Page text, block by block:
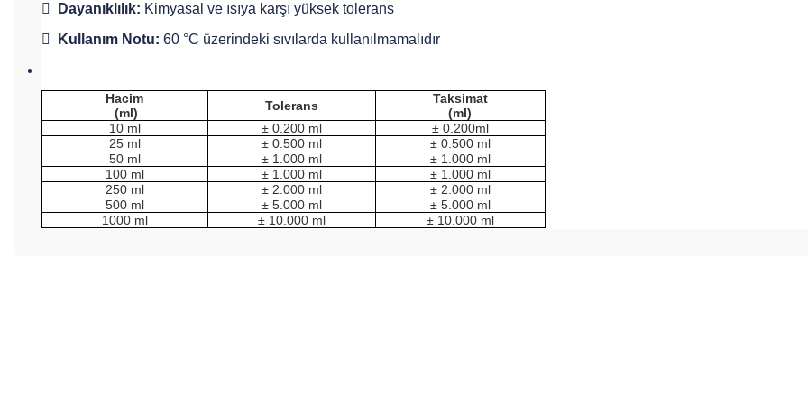

Dayanıklılık: Kimyasal ve ısıya karşı yüksek tolerans

Kullanım Notu: 60 °C üzerindeki sıvılarda kullanılmamalıdır
Hacim
(ml)
Tolerans
Taksimat
(ml)
10 ml
± 0.200 ml
± 0.200ml
25 ml
± 0.500 ml
± 0.500 ml
50 ml
± 1.000 ml
± 1.000 ml
100 ml
± 1.000 ml
± 1.000 ml
250 ml
± 2.000 ml
± 2.000 ml
500 ml
± 5.000 ml
± 5.000 ml
1000 ml
± 10.000 ml ± 10.000 ml